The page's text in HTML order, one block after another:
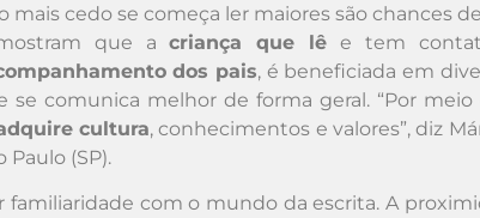
mais cedo se começa ler maiores são chances
que acriança que lê e tem
dos pais, é beneficiada em
se comunica melhor de forma geral. “Por meio
cultura, conhecimentos e valores”, diz
Paulo (SP).
familiaridade com o mundo da escrita. A